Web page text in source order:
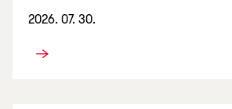
2026. 07. 30.